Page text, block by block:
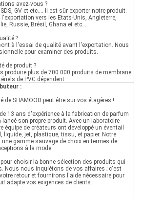
avez-vous ?
GV et etc…. Il est sûr exporter notre produit.
vers les Etats-Unis, Angleterre,
Russie, Brésil, Ghana et etc….
?
à l'essai de qualité avant l'exportation. Nous
pour examiner des produits.
de produit ?
produire plus de 700 000 produits de membrane
de PVC dépendent.
:
de SHAMOOD peut être sur vos étagères !
13 ans d'expérience à la fabrication de parfum
lancé son propre produit. Avec un laboratoire
équipe de créateurs ont développé un éventail
liquide, jet, plastique, tissu, et papier. Notre
gamme sauvage de choix en termes de
à la mode.
choisir la bonne sélection des produits qui
Nous nous inquiétons de vos affaires ; c'est
retour et fournirons l'aide nécessaire pour
adapte vos exigences de clients.